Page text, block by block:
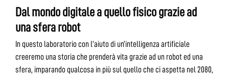
Dal mondo digitale a quello fisico grazie ad
una sfera robot
In questo laboratorio con l’aiuto di un’intelligenza artificiale
creeremo una storia che prenderà vita grazie ad un robot ed una
sfera, imparando qualcosa in più sul quello che ci aspetta nel 2080,